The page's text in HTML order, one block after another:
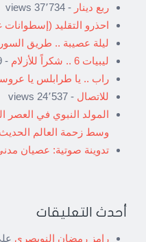
ربع دينار - 37٬734 views
احذرو التقليد
ليلة عصيبة .. طريق السور ليلة 04-
ليبيات 6 .. شكراً للأزلام
- 26٬479 views
راب .. يا طرابلس يا
للاتصال - 24٬537 views
المولد النبوي في العصر
وسط زحمة العالم الحديث
تدوينة صوتية: عصيان
أحدث التعليقات
رامز رمضان النويصري